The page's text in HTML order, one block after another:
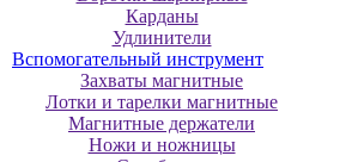
Карданы
Удлинители
Вспомогательный инструмент
Захваты магнитные
Лотки и тарелки магнитные
Магнитные держатели
Ножи и ножницы